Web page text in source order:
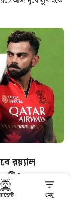
মেনু
রয়্যাল
ডাবল হেডারের প্রথম